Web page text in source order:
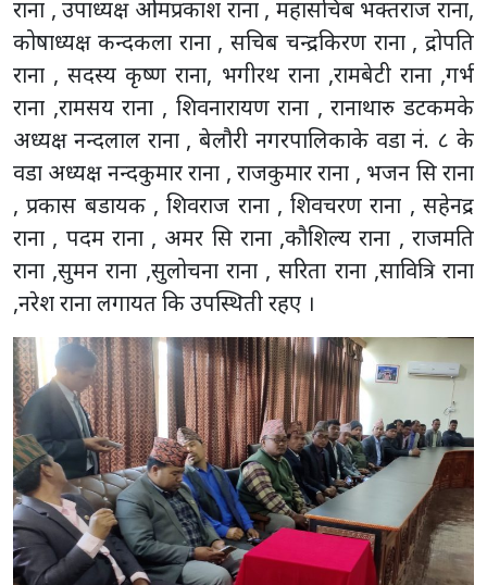
अध्यक्ष नन्दलाल राना , बेलौरी नगरपालिकाके वडा नं. ८ के
वडा अध्यक्ष नन्दकुमार राना , राजकुमार राना , भजन सि राना
, प्रकास बडायक , शिवराज राना , शिवचरण राना , सहेनद्र
राना , पदम राना , अमर सि राना ,कौशिल्य राना , राजमति
राना ,सुमन राना ,सुलोचना राना , सरिता राना ,सावित्रि राना
,नरेश राना लगायत कि उपस्थिती रहए ।
सम्माननिय राष्ट्रपतिकाे सम्मानमाउपस्थित